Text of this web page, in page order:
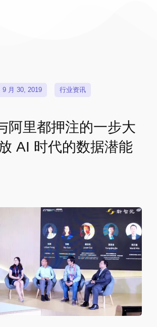
9 月 30, 2019 行业资讯
阿里都押注的一步大
AI 时代的数据潜能